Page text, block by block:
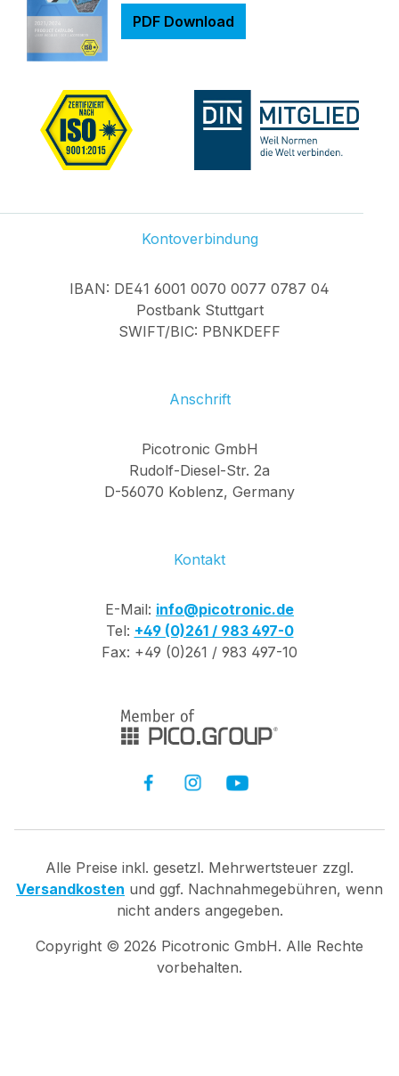
PDF Download
Kontoverbindung
IBAN: DE41 6001 0070 0077 0787 04
Postbank Stuttgart
SWIFT/BIC: PBNKDEFF
Anschrift
Picotronic GmbH
Rudolf-Diesel-Str. 2a
D-56070 Koblenz, Germany
Kontakt
E-Mail: info@picotronic.de
Tel: +49 (0)261 / 983 497-0
Fax: +49 (0)261 / 983 497-10
Alle Preise inkl. gesetzl. Mehrwertsteuer zzgl.
Versandkosten und ggf. Nachnahmegebühren, wenn
nicht anders angegeben.
Copyright © 2026 Picotronic GmbH. Alle Rechte
vorbehalten.